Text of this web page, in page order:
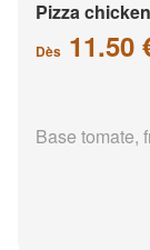
Pizza
Dès 11.50
Base tomate,